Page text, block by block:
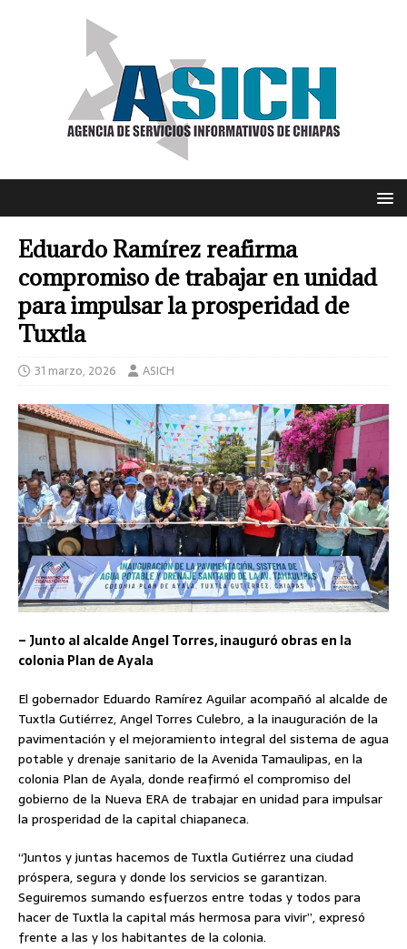
Eduardo Ramírez reafirma
compromiso de trabajar en unidad
para impulsar la prosperidad de
Tuxtla
31 marzo, 2026 ASICH
– Junto al alcalde Angel Torres, inauguró obras en la
colonia Plan de Ayala
El gobernador Eduardo Ramírez Aguilar acompañó al alcalde de
Tuxtla Gutiérrez, Angel Torres Culebro, a la inauguración de la
pavimentación y el mejoramiento integral del sistema de agua
potable y drenaje sanitario de la Avenida Tamaulipas, en la
colonia Plan de Ayala, donde reafirmó el compromiso del
gobierno de la Nueva ERA de trabajar en unidad para impulsar
la prosperidad de la capital chiapaneca.
“Juntos y juntas hacemos de Tuxtla Gutiérrez una ciudad
próspera, segura y donde los servicios se garantizan.
Seguiremos sumando esfuerzos entre todas y todos para
hacer de Tuxtla la capital más hermosa para vivir”, expresó
frente a las y los habitantes de la colonia.